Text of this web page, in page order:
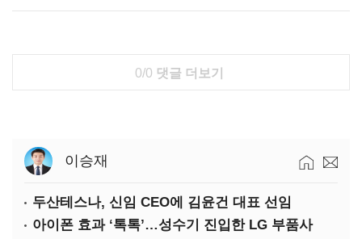
0/0 댓글 더보기
이승재
두산테스나, 신임 CEO에 김윤건 대표 선임
아이폰 효과 ‘톡톡’…성수기 진입한 LG 부품사